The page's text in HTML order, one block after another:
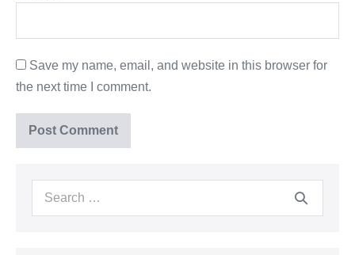
Save my name, email, and website in this browser for
the next time I comment.